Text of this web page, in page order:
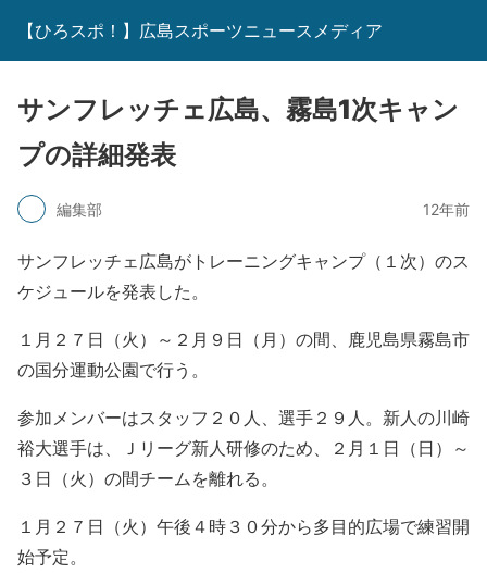
【ひろスポ！】広島スポーツニュースメディア
サンフレッチェ広島、霧島1次キャン
プの詳細発表
編集部 12年前
サンフレッチェ広島がトレーニングキャンプ（１次）のス
ケジュールを発表した。
１月２７日（火）～２月９日（月）の間、鹿児島県霧島市
の国分運動公園で行う。
参加メンバーはスタッフ２０人、選手２９人。新人の川崎
裕大選手は、Ｊリーグ新人研修のため、２月１日（日）～
３日（火）の間チームを離れる。
１月２７日（火）午後４時３０分から多目的広場で練習開
始予定。